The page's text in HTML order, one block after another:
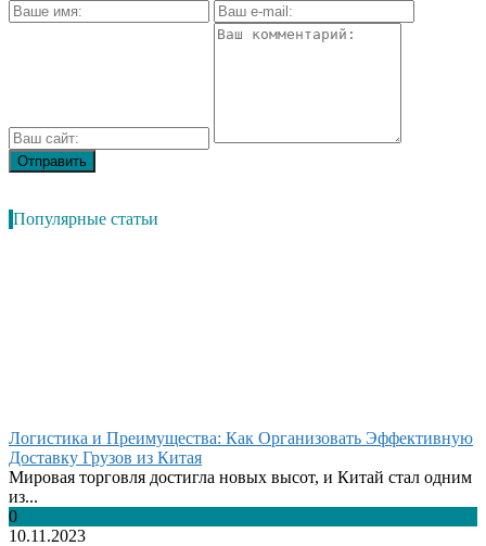
Популярные статьи
Логистика и Преимущества: Как Организовать Эффективную
Доставку Грузов из Китая
Мировая торговля достигла новых высот, и Китай стал одним
из...
0
10.11.2023